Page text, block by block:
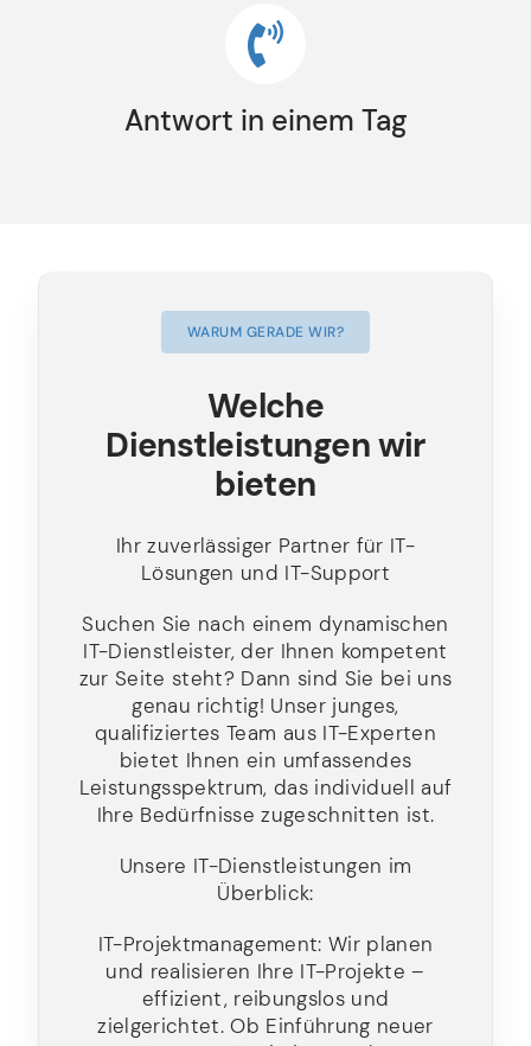
Antwort in einem Tag
WARUM GERADE WIR?
Welche
Dienstleistungen wir
bieten
Ihr zuverlässiger Partner für IT-
Lösungen und IT-Support
Suchen Sie nach einem dynamischen
IT-Dienstleister, der Ihnen kompetent
zur Seite steht? Dann sind Sie bei uns
genau richtig! Unser junges,
qualifiziertes Team aus IT-Experten
bietet Ihnen ein umfassendes
Leistungsspektrum, das individuell auf
Ihre Bedürfnisse zugeschnitten ist.
Unsere IT-Dienstleistungen im
Überblick:
IT-Projektmanagement: Wir planen
und realisieren Ihre IT-Projekte –
effizient, reibungslos und
zielgerichtet. Ob Einführung neuer